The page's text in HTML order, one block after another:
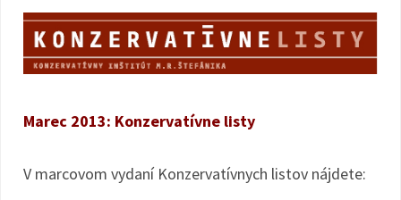
o b
Marec 2013: Konzervatívne listy
V marcovom vydaní Konzervatívnych listov nájdete: